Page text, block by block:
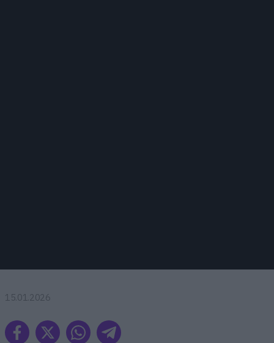
15.01.2026